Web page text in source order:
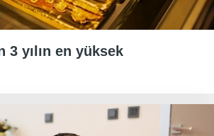
3 yılın en yüksek